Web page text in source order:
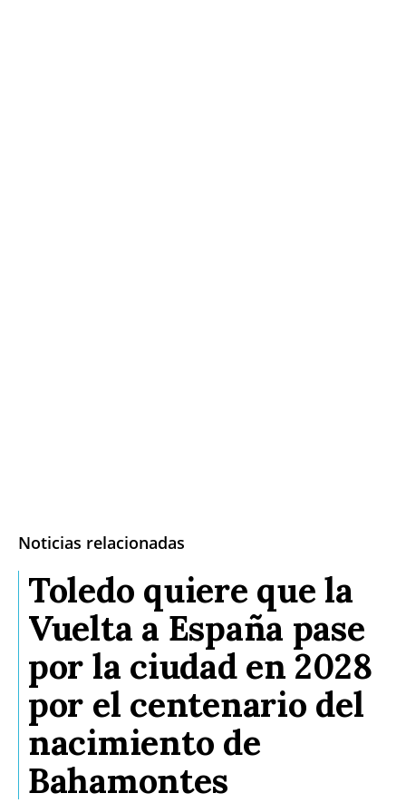
Noticias relacionadas
Toledo quiere que la
Vuelta a España pase
por la ciudad en 2028
por el centenario del
nacimiento de
Bahamontes